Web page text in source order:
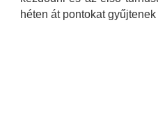
héten át pontokat